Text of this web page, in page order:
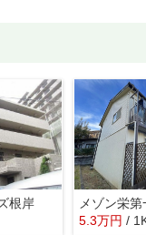
根岸
メゾン栄第
5.3万円 /